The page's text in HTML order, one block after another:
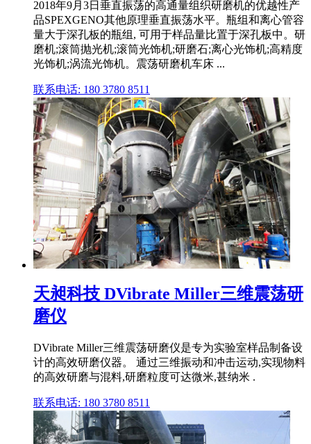
2018年9月3日垂直振荡的高通量组织研磨机的优越性产
品SPEXGENO其他原理垂直振荡水平。瓶组和离心管容
量大于深孔板的瓶组, 可用于样品量比置于深孔板中。研
磨机;滚筒抛光机;滚筒光饰机;研磨石;离心光饰机;高精度
光饰机;涡流光饰机。震荡研磨机车床 ...
联系电话: 180 3780 8511
天昶科技 DVibrate Miller三维震荡研
磨仪
DVibrate Miller三维震荡研磨仪是专为实验室样品制备设
计的高效研磨仪器。 通过三维振动和冲击运动,实现物料
的高效研磨与混料,研磨粒度可达微米,甚纳米 .
联系电话: 180 3780 8511